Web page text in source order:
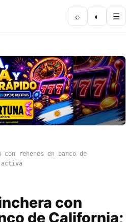
⌕ ◐ ☰
con rehenes en banco de
activa
con
de California;